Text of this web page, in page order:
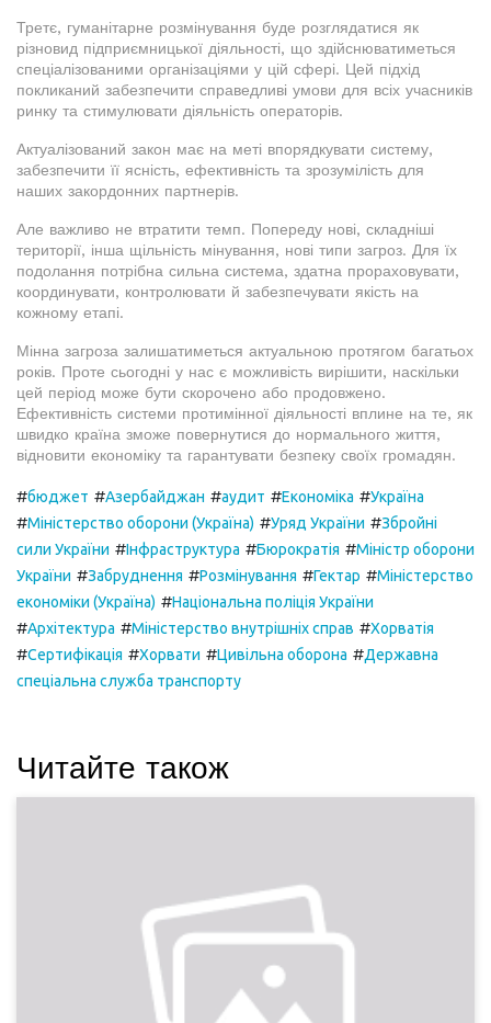
Третє, гуманітарне розмінування буде розглядатися як
різновид підприємницької діяльності, що здійснюватиметься
спеціалізованими організаціями у цій сфері. Цей підхід
покликаний забезпечити справедливі умови для всіх учасників
ринку та стимулювати діяльність операторів.
Актуалізований закон має на меті впорядкувати систему,
забезпечити її ясність, ефективність та зрозумілість для
наших закордонних партнерів.
Але важливо не втратити темп. Попереду нові, складніші
території, інша щільність мінування, нові типи загроз. Для їх
подолання потрібна сильна система, здатна прораховувати,
координувати, контролювати й забезпечувати якість на
кожному етапі.
Мінна загроза залишатиметься актуальною протягом багатьох
років. Проте сьогодні у нас є можливість вирішити, наскільки
цей період може бути скорочено або продовжено.
Ефективність системи протимінної діяльності вплине на те, як
швидко країна зможе повернутися до нормального життя,
відновити економіку та гарантувати безпеку своїх громадян.
#бюджет #Азербайджан #аудит #Економіка #Україна
#Міністерство оборони (Україна) #Уряд України #Збройні
сили України #Інфраструктура #Бюрократія #Міністр оборони
України #Забруднення #Розмінування #Гектар #Міністерство
економіки (Україна) #Національна поліція України
#Архітектура #Міністерство внутрішніх справ #Хорватія
#Сертифікація #Хорвати #Цивільна оборона #Державна
спеціальна служба транспорту
Читайте також